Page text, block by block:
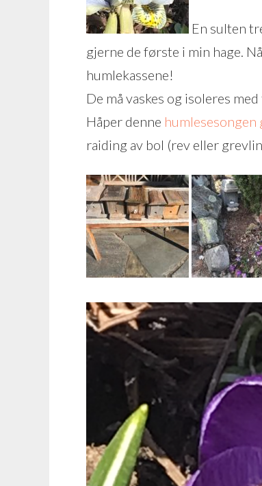
En sulten
gjerne de første i min hage.
humlekassene!
De må vaskes og isoleres
Håper denne humlesesongen
raiding av bol (rev eller